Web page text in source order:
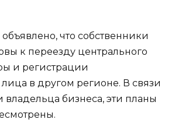
что собственники
к переезду центрального
и регистрации
в другом регионе. В связи
бизнеса, эти планы